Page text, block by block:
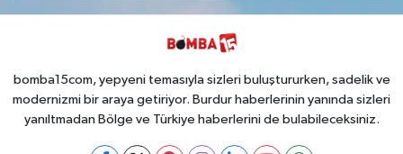
bomba15com, yepyeni temasıyla sizleri buluştururken, sadelik ve
modernizmi bir araya getiriyor. Burdur haberlerinin yanında sizleri
yanıltmadan Bölge ve Türkiye haberlerini de bulabileceksiniz.